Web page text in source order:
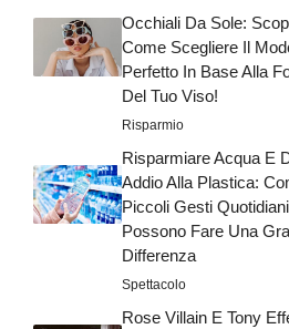
Occhiali Da Sole:
Come Scegliere Il
Perfetto In Base Alla
Del Tuo Viso!
Risparmio
Risparmiare Acqua E
Addio Alla Plastica:
Piccoli Gesti Quotidiani
Possono Fare Una
Differenza
Spettacolo
Rose Villain E Tony